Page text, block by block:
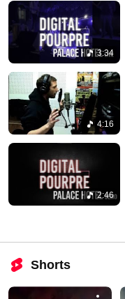
3:34
4:16
2:46
Shorts